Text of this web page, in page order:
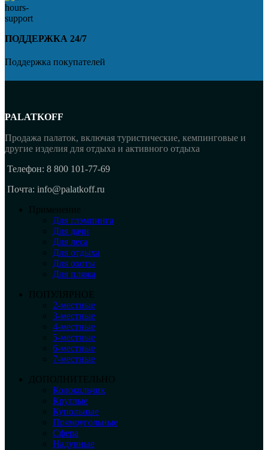
ПОДДЕРЖКА 24/7
Поддержка покупателей
PALATKOFF
Продажа палаток, включая туристические, кемпинговые и
другие изделия для отдыха и активного отдыха
Телефон: 8 800 101-77-69
Почта: info@palatkoff.ru
Применение
Для глэмпинга
Для дачи
Для леса
Для отдыха
Для охоты
Для пляжа
ПОПУЛЯРНОЕ
2-местные
3-местные
4-местные
5-местные
6-местные
7-местные
ДОПОЛНИТЕЛЬНО
Колокольчик
Круглые
Купольные
Прямоугольные
Сфера
Надувные